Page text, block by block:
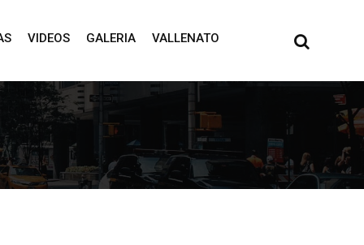
VIDEOS GALERIA VALLENATO